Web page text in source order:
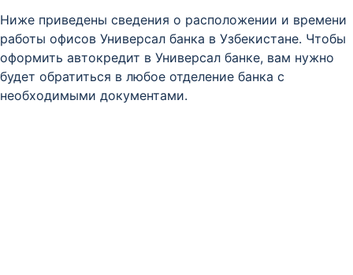
Ниже приведены сведения о расположении и времени
работы офисов Универсал банка в Узбекистане. Чтобы
оформить автокредит в Универсал банке, вам нужно
будет обратиться в любое отделение банка с
необходимыми документами.